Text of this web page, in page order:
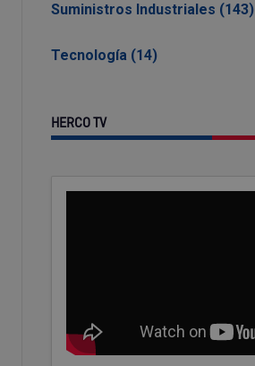
Suministros Industriales (143)
Tecnología (14)
HERCO TV